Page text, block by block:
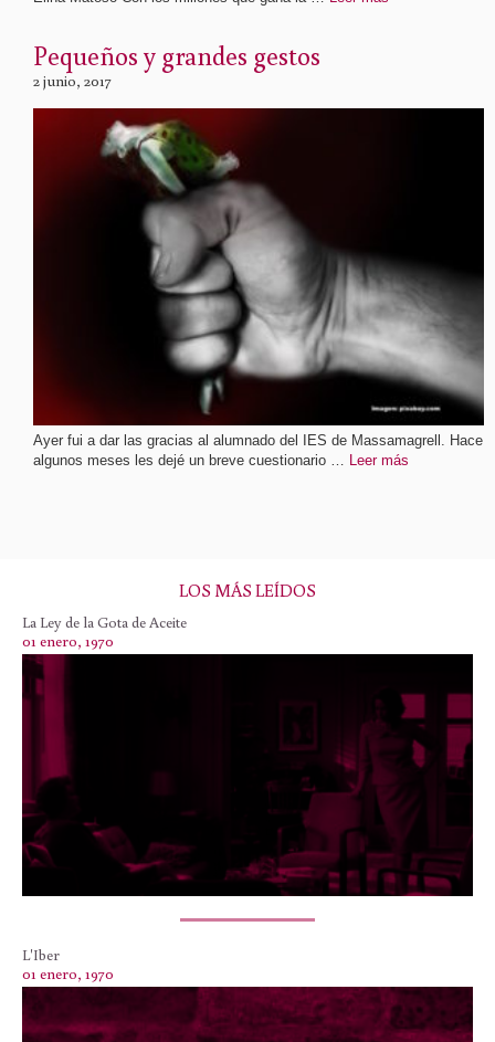
Pequeños y grandes gestos
2 junio, 2017
Ayer fui a dar las gracias al alumnado del IES de Massamagrell. Hace
algunos meses les dejé un breve cuestionario … Leer más
LOS MÁS LEÍDOS
La Ley de la Gota de Aceite
01 enero, 1970
L'Iber
01 enero, 1970